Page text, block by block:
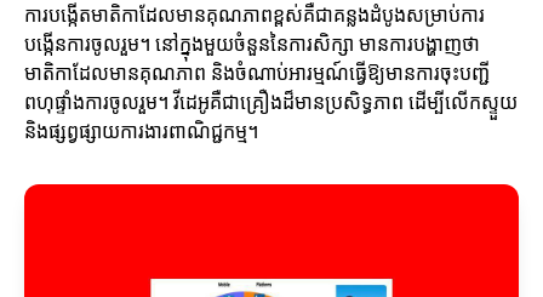
ការបង្កើតមាតិកាដែលមានគុណភាពខ្ពស់គឺជាគន្លងដំបូងសម្រាប់ការ
បង្កើនការចូលរួម។ នៅក្នុងមួយចំនួននៃការសិក្សា មានការបង្ហាញថា
មាតិកាដែលមានគុណភាព និងចំណាប់អារម្មណ៍ធ្វើឱ្យមានការចុះបញ្ជី
ពហុផ្ទាំងការចូលរួម។ វីដេអូគឺជាគ្រឿងដ៏មានប្រសិទ្ធភាព ដើម្បីលើកស្ទួយ
និងផ្សព្វផ្សាយការងារពាណិជ្ជកម្ម។